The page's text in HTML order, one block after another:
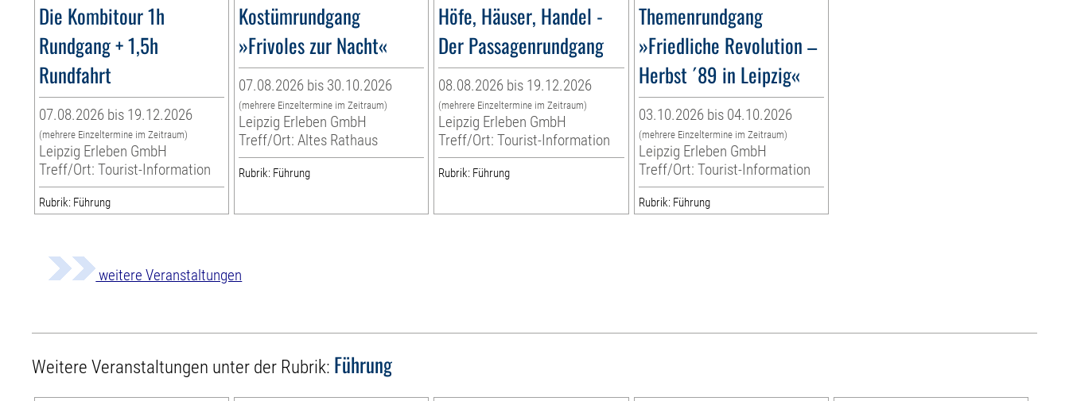
Die Kombitour 1h
Rundgang + 1,5h
Rundfahrt
07.08.2026 bis 19.12.2026
(mehrere Einzeltermine im Zeitraum)
Leipzig Erleben GmbH
Treff/Ort: Tourist-Information
Rubrik: Führung
Kostümrundgang
»Frivoles zur Nacht«
07.08.2026 bis 30.10.2026
(mehrere Einzeltermine im Zeitraum)
Leipzig Erleben GmbH
Treff/Ort: Altes Rathaus
Rubrik: Führung
Höfe, Häuser, Handel -
Der Passagenrundgang
08.08.2026 bis 19.12.2026
(mehrere Einzeltermine im Zeitraum)
Leipzig Erleben GmbH
Treff/Ort: Tourist-Information
Rubrik: Führung
Themenrundgang
»Friedliche Revolution –
Herbst ´89 in Leipzig«
03.10.2026 bis 04.10.2026
(mehrere Einzeltermine im Zeitraum)
Leipzig Erleben GmbH
Treff/Ort: Tourist-Information
Rubrik: Führung
weitere Veranstaltungen
Weitere Veranstaltungen unter der Rubrik: Führung